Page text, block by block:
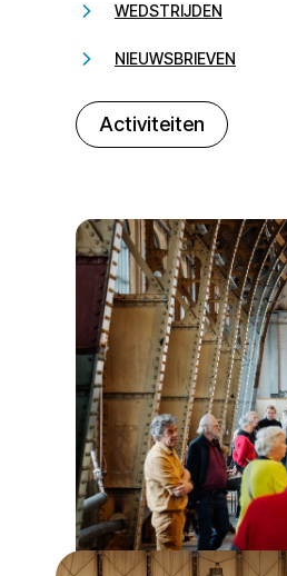
WEDSTRIJDEN
NIEUWSBRIEVEN
Activiteiten
232323